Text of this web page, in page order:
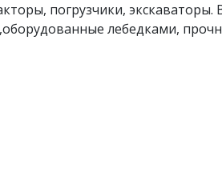
погрузчики, экскаваторы.
лебедками,